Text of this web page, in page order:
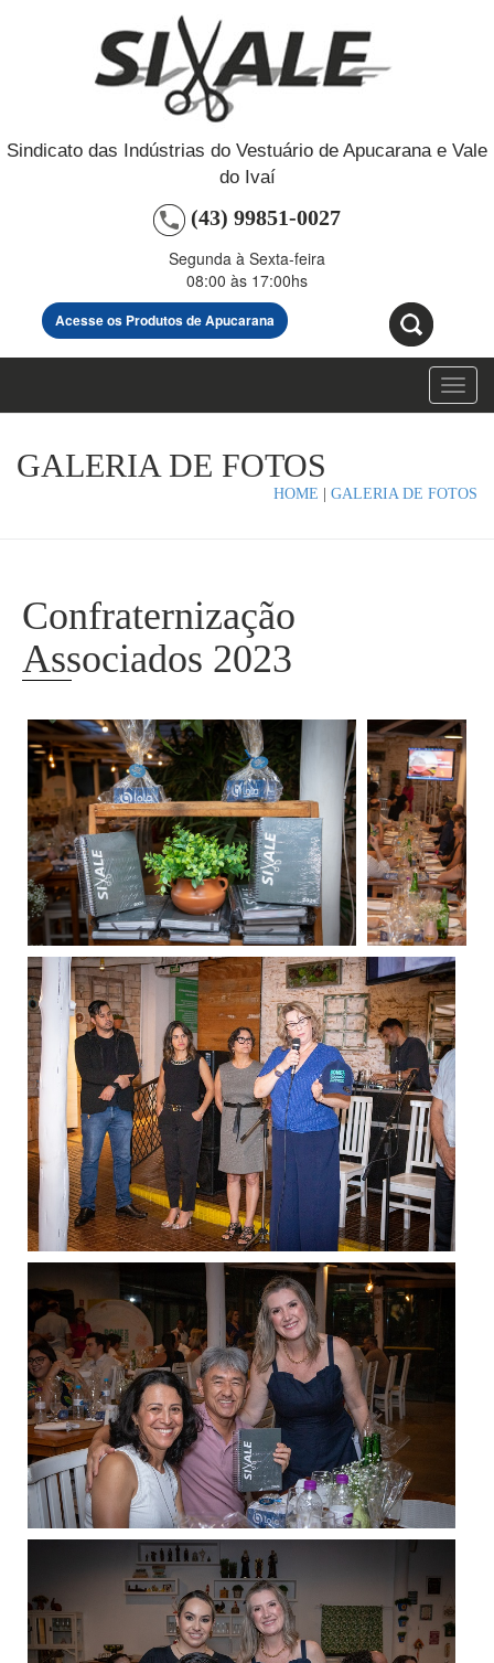
Sindicato das Indústrias do Vestuário de Apucarana e Vale
do Ivaí
(43) 99851-0027
Segunda à Sexta-feira
08:00 às 17:00hs
Acesse os Produtos de Apucarana
GALERIA DE FOTOS
HOME GALERIA DE FOTOS
Confraternização
Associados 2023